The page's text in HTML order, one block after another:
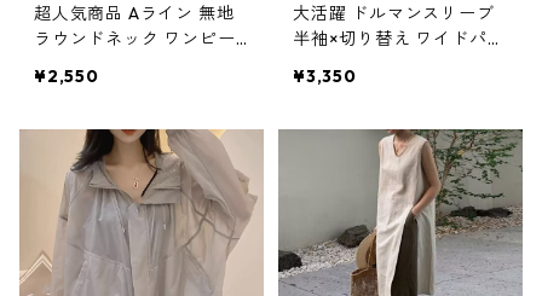
超人気商品 Aライン 無地
ラウンドネック ワンピー
¥2,550
大活躍 ドルマンスリーブ
半袖×切り替え ワイドパン
¥3,350